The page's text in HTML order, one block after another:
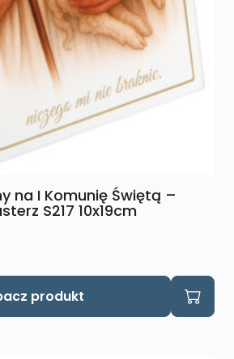
na I Komunię Świętą –
S217 10x19cm
produkt